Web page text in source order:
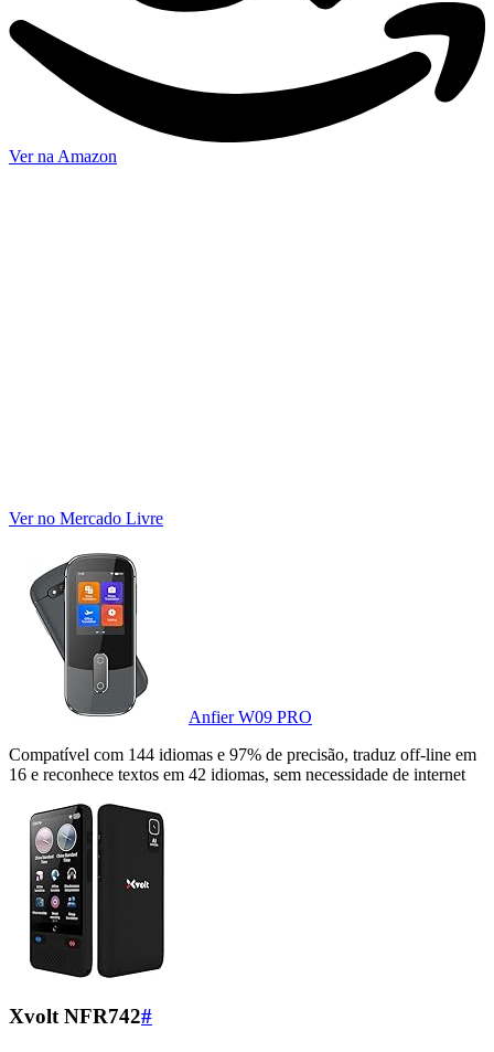
Ver na Amazon
Ver no Mercado Livre
Anfier W09 PRO
Compatível com 144 idiomas e 97% de precisão, traduz off-line em
16 e reconhece textos em 42 idiomas, sem necessidade de internet
Xvolt NFR742#